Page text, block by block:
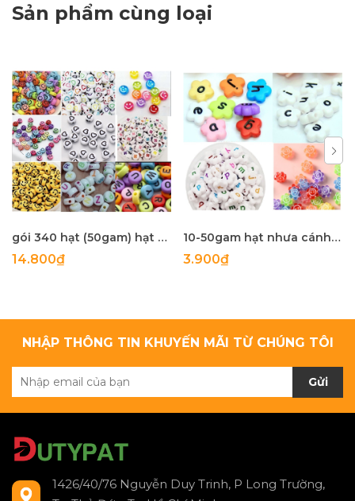
Sản phẩm cùng loại
gói 340 hạt (50gam) hạt nhựa tròn 4x7mm in mặt cười, chữ, .... làm handmade, phụ kiện, trang trí tuỳ sở thích
14.800₫
10-50gam hạt nhưa cánh hoa in chữ cái , in mặt cười các kiểu size 10-12mm
3.900₫
NHẬP THÔNG TIN KHUYẾN MÃI TỪ CHÚNG TÔI
Gửi
1426/40/76 Nguyễn Duy Trinh, P Long Trường,